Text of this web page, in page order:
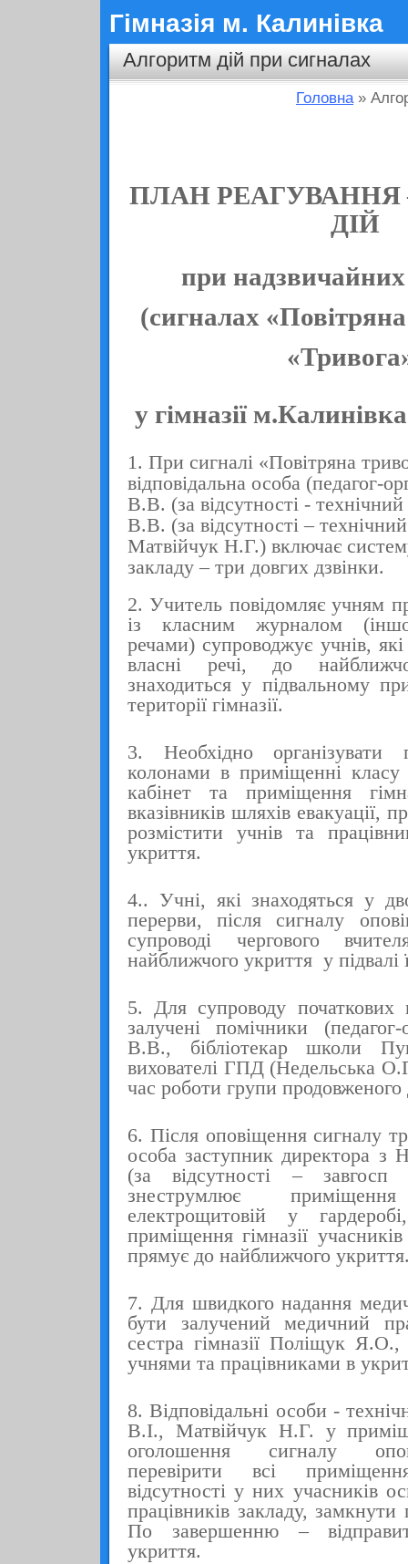
Гімназія м. Калинівка
Алгоритм дій при сигналах
Головна»
ПЛАН РЕАГУВАННЯ
ДІЙ
при надзвичайних
(сигналах
у гімназії
1. При сигналі «Повітряна
відповідальна особа (педагог-
В.В. (за відсутності -
В.В. (за відсутності –
Матвійчук Н.Г.) включає
закладу – три довгих дзвінки.
2. Учитель повідомляє учням
із класним журналом
речами) супроводжує учнів,
власні речі, до
знаходиться у підвальному
території гімназії.
3. Необхідно організувати
колонами в приміщенні
кабінет та приміщення
вказівників шляхів евакуації,
розмістити учнів та
укриття.
4.. Учні, які знаходяться у
перерви, після сигналу
супроводі чергового
найближчого укриття у підвалі
5. Для супроводу початкових
залучені помічники
В.В., бібліотекар школи
вихователі ГПД (Недельська
час роботи групи продовженого
6. Після оповіщення сигналу
особа заступник директора з
(за відсутності –
знеструмлює
електрощитовій у
приміщення гімназії
прямує до найближчого
7. Для швидкого надання
бути залучений медичний
сестра гімназії Поліщук
учнями та працівниками в
8. Відповідальні особи -
В.І., Матвійчук Н.Г. у
оголошення сигналу
перевірити всі
відсутності у них учасників
працівників закладу, замкнути
По завершенню
–
укриття.